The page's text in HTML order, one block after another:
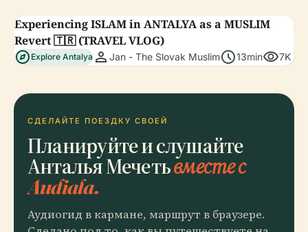
Experiencing ISLAM in ANTALYA as a MUSLIM
Revert 🇹🇷 (TRAVEL VLOG)
explore Explore Antalya person Jan - The Slovak Muslimschedule13minvisibility7K
СДЕЛАЙТЕ ПОЕЗДКУ СВОЕЙ
Планируйте и слушайте
Анталья Мечетьвместе с
Audiala.
Аудиогид в кармане, маршрут в браузере.